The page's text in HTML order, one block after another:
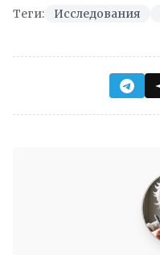
Теги: Исследования